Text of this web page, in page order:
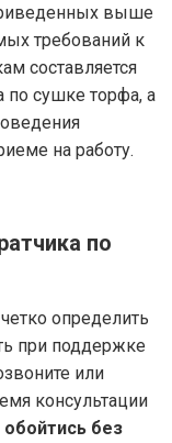
выше
требований к
составляется
по сушке торфа, а
на работу.
по
определить
при поддержке
или
консультации
без